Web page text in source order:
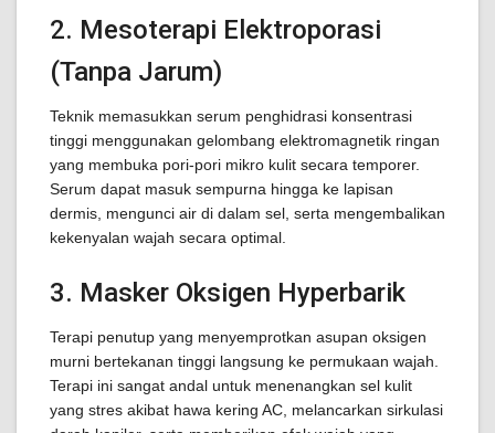
2. Mesoterapi Elektroporasi
(Tanpa Jarum)
Teknik memasukkan serum penghidrasi konsentrasi
tinggi menggunakan gelombang elektromagnetik ringan
yang membuka pori-pori mikro kulit secara temporer.
Serum dapat masuk sempurna hingga ke lapisan
dermis, mengunci air di dalam sel, serta mengembalikan
kekenyalan wajah secara optimal.
3. Masker Oksigen Hyperbarik
Terapi penutup yang menyemprotkan asupan oksigen
murni bertekanan tinggi langsung ke permukaan wajah.
Terapi ini sangat andal untuk menenangkan sel kulit
yang stres akibat hawa kering AC, melancarkan sirkulasi